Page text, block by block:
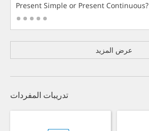
Present Simple or Present Continuous?
عرض المزيد
تدريبات المفردات